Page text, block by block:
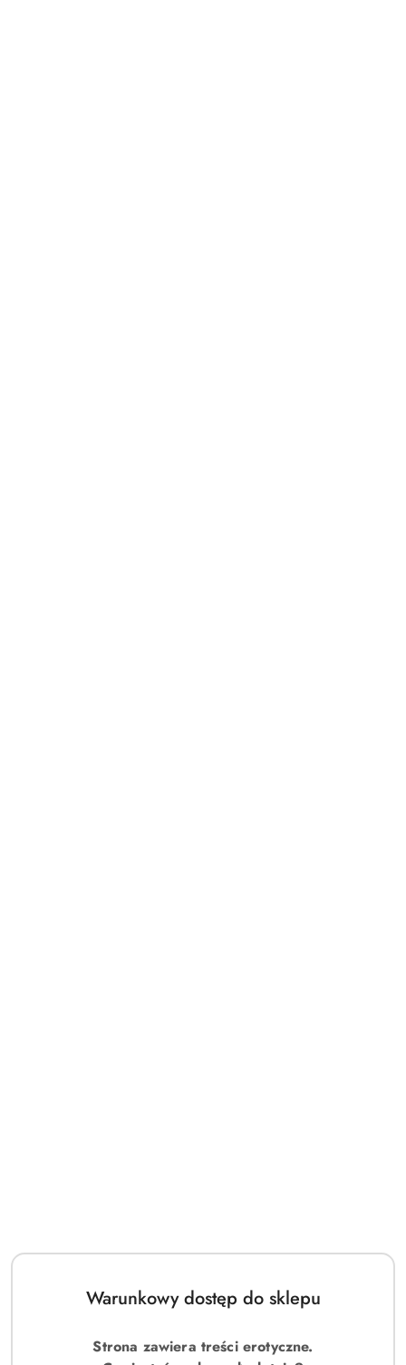
Warunkowy dostęp do sklepu
Strona zawiera treści erotyczne.